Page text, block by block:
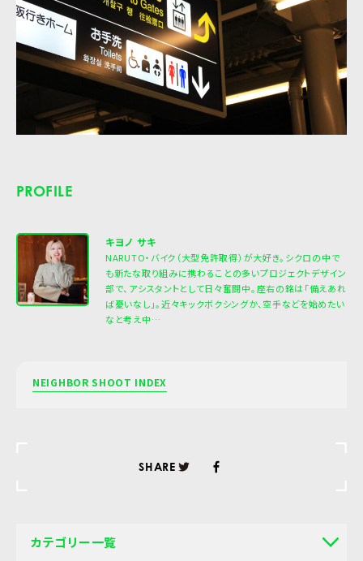
PROFILE
キヨノ サキ
NARUTO・バイク（大型免許取得）が大好き。シクロの中で
も新たな取り組みに携わることの多いプロジェクトデザイン
部で、アシスタントとして日々奮闘中。座右の銘は「備えあれ
ば憂いなし」。近々キックボクシングか、空手などを始めたい
なと考え中…
NEIGHBOR SHOOT INDEX
SHARE
カテゴリー一覧